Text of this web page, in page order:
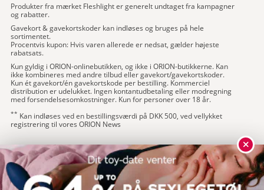
Produkter fra mærket Fleshlight er generelt undtaget fra kampagner
og rabatter.
Gavekort & gavekortskoder kan indløses og bruges på hele
sortimentet.
Procentvis kupon: Hvis varen allerede er nedsat, gælder højeste
rabatsats.
Kun gyldig i ORION-onlinebutikken, og ikke i ORION-butikkerne. Kan
ikke kombineres med andre tilbud eller gavekort/gavekortskoder.
Kun ét gavekort/én gavekortskode per bestilling. Kommerciel
distribution er udelukket. Ingen kontantudbetaling eller modregning
med forsendelsesomkostninger. Kun for personer over 18 år.
** Kan indløses ved en bestillingsværdi på DKK 500, ved vellykket
registrering til vores ORION News